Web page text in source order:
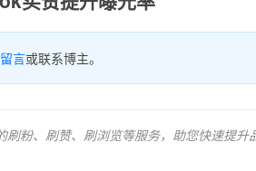
留言或联系博主。
粉、刷赞、刷浏览等服务，助您快速提升